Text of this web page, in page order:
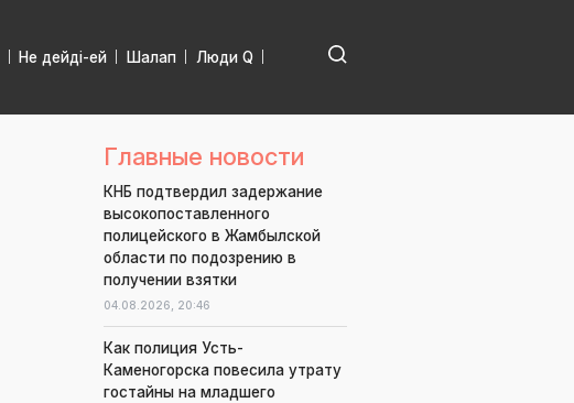
Не дейді-ей Шалап Люди Q
Главные новости
КНБ подтвердил задержание
высокопоставленного
полицейского в Жамбылской
области по подозрению в
получении взятки
04.08.2026, 20:46
Как полиция Усть-
Каменогорска повесила утрату
гостайны на младшего